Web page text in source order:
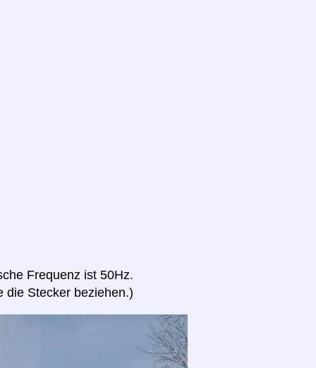
Frequenz ist 50Hz.
die Stecker beziehen.)